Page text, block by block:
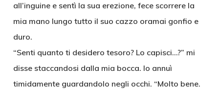
all’inguine e sentì la sua erezione, fece scorrere la
mia mano lungo tutto il suo cazzo oramai gonfio e
duro.
“Senti quanto ti desidero tesoro? Lo capisci…?” mi
disse staccandosi dalla mia bocca. Io annuì
timidamente guardandolo negli occhi. “Molto bene.